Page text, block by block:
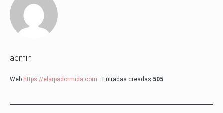
admin
Web https://elarpadormida.com Entradas creadas 505